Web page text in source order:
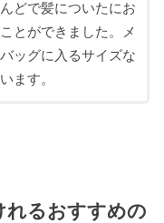
どで髪についたにお
とができました。メ
ッグに入るサイズな
ます。
れるおすすめの